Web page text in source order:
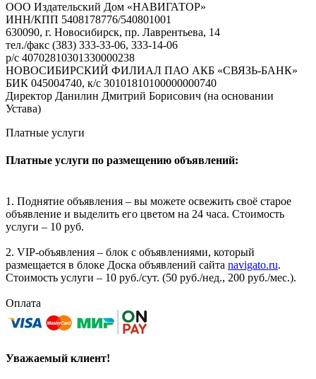
ООО Издательский Дом «НАВИГАТОР»
ИНН/КПП 5408178776/540801001
630090, г. Новосибирск, пр. Лаврентьева, 14
тел./факс (383) 333-33-06, 333-14-06
р/с 40702810301330000238
НОВОСИБИРСКИЙ ФИЛИАЛ ПАО АКБ «СВЯЗЬ-БАНК»
БИК 045004740, к/с 30101810100000000740
Директор Данилин Дмитрий Борисович (на основании
Устава)
Платные услуги
Платные услуги по размещению объявлений:
1. Поднятие объявления – вы можете освежить своё старое
объявление и выделить его цветом на 24 часа. Стоимость
услуги – 10 руб.
2. VIP-объявления – блок с объявлениями, который
размещается в блоке Доска объявлений сайта navigato.ru.
Стоимость услуги – 10 руб./сут. (50 руб./нед., 200 руб./мес.).
Оплата
Уважаемый клиент!